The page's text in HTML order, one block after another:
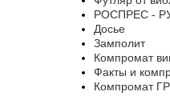
РОСПРЕС -
Досье
Замполит
Компромат
Факты и
Компромат